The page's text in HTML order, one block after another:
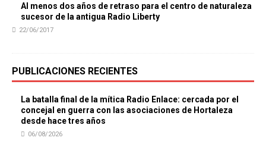
Al menos dos años de retraso para el centro de naturaleza
sucesor de la antigua Radio Liberty
22/06/2017
PUBLICACIONES RECIENTES
La batalla final de la mítica Radio Enlace: cercada por el
concejal en guerra con las asociaciones de Hortaleza
desde hace tres años
06/08/2026